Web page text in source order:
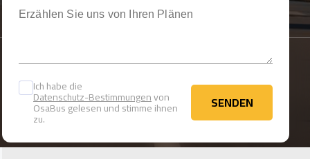
Ich habe die
Datenschutz-Bestimmungenvon
OsaBus gelesen und stimme ihnen
zu.
SENDEN
SENDEN